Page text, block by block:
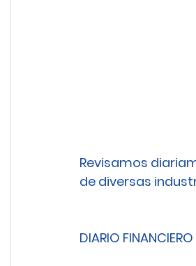
Revisamos
de diversas
DIARIO FINANCIERO